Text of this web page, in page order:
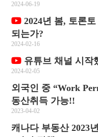
2024-06-19
2024년 봄, 토론
되는가?
2024-02-16
유튜브 채널 시작
2024-02-05
외국인 중 “Work
동산취득 가능!!
2023-04-02
캐나다 부동산 2023